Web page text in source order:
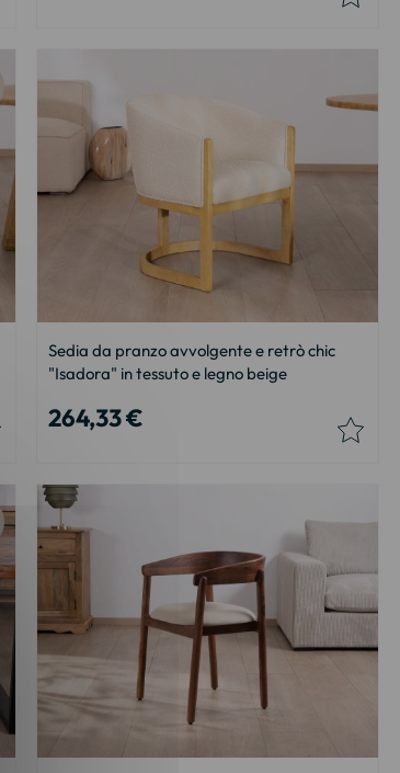
Sedia da pranzo avvolgente e retrò chic
"Isadora" in tessuto e legno beige
264,33 €